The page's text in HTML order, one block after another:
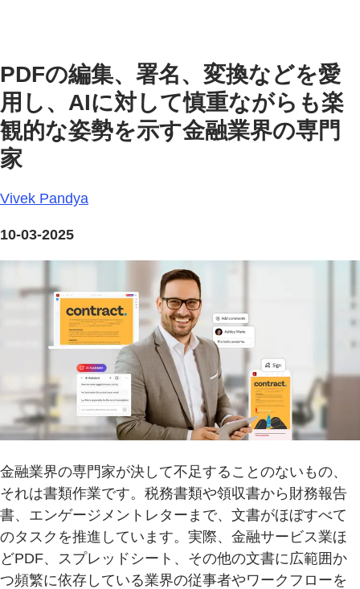
PDFの編集、署名、変換などを愛
用し、AIに対して慎重ながらも楽
観的な姿勢を示す金融業界の専門
家
Vivek Pandya
10-03-2025
金融業界の専門家が決して不足することのないもの、
それは書類作業です。税務書類や領収書から財務報告
書、エンゲージメントレターまで、文書がほぼすべて
のタスクを推進しています。実際、金融サービス業ほ
どPDF、スプレッドシート、その他の文書に広範囲か
つ頻繁に依存している業界の従事者やワークフローを